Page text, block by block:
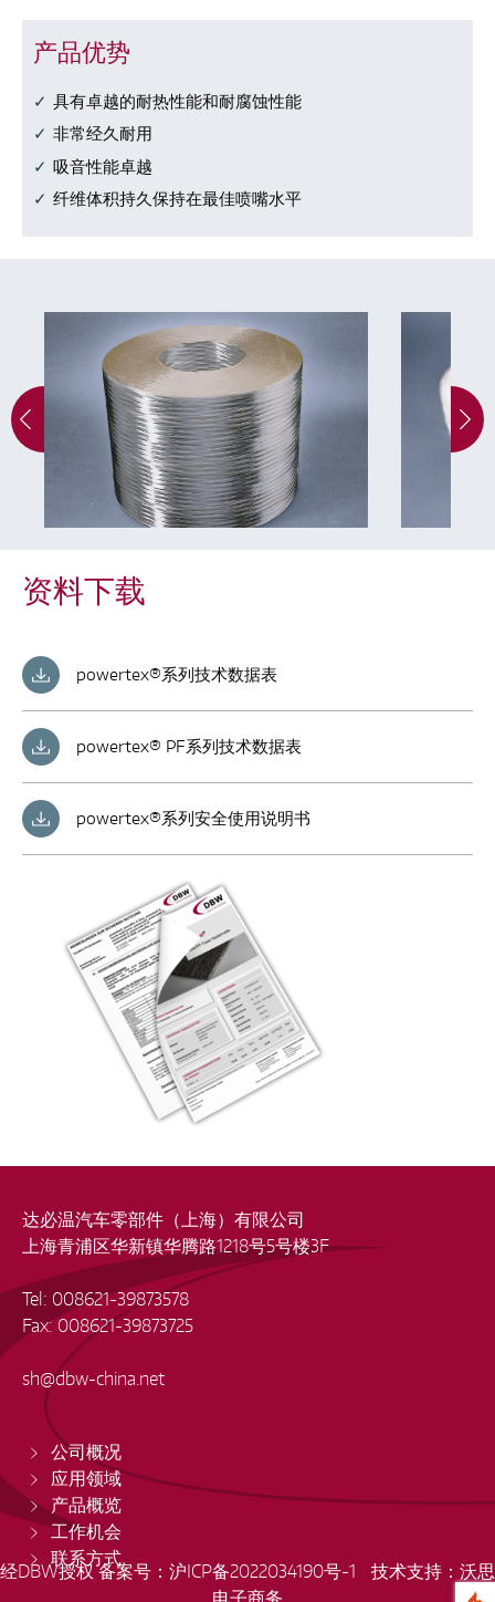
产品优势
具有卓越的耐热性能和耐腐蚀性能
非常经久耐用
吸音性能卓越
纤维体积持久保持在最佳喷嘴水平
资料下载
powertex®系列技术数据表
powertex® PF系列技术数据表
powertex®系列安全使用说明书
达必温汽车零部件（上海）有限公司
上海青浦区华新镇华腾路1218号5号楼3F
Tel: 008621-39873578
Fax: 008621-39873725
sh@dbw-china.net
公司概况
应用领域
产品概览
工作机会
联系方式
经DBW授权 备案号： 沪ICP备2022034190号-1
技术支持：沃思
电子商务